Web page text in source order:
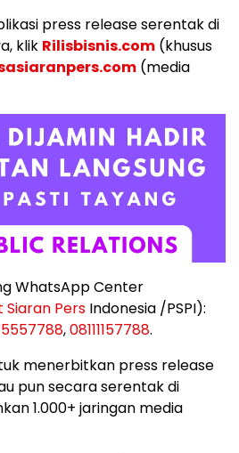
press release serentak di
klik Rilisbisnis.com (khusus
(media
WhatsApp Center
Siaran Pers Indonesia /PSPI):
,08111157788.
menerbitkan press release
pun secara serentak di
1.000+ jaringan media